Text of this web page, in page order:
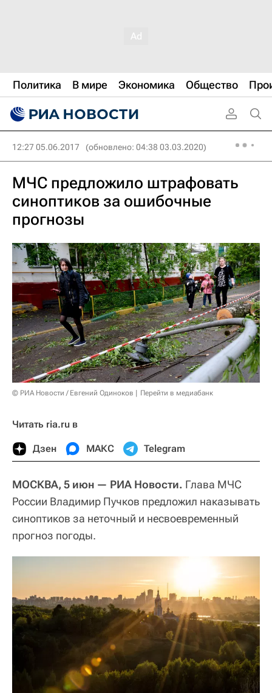
Политика В мире Экономика Общество
12:27 05.06.2017 (обновлено: 04:38 03.03.2020)
МЧС предложило штрафовать
синоптиков за ошибочные
прогнозы
© РИА Новости / Евгений Одиноков Перейти в медиабанк
Читать ria.ru в
Дзен МАКС Telegram
МОСКВА, 5 июн — РИА Новости. Глава МЧС
России Владимир Пучков предложил наказывать
синоптиков за неточный и несвоевременный
прогноз погоды.